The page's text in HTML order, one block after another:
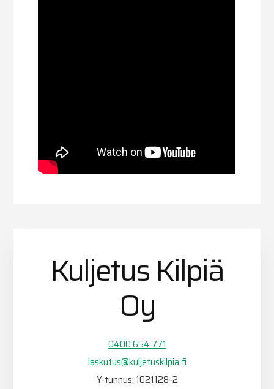
Kuljetus Kilpiä
Oy
0400 654 771
laskutus@kuljetuskilpia.fi
Y-tunnus: 1021128-2